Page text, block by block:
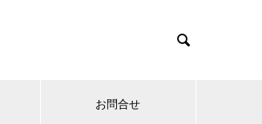

お問合せ